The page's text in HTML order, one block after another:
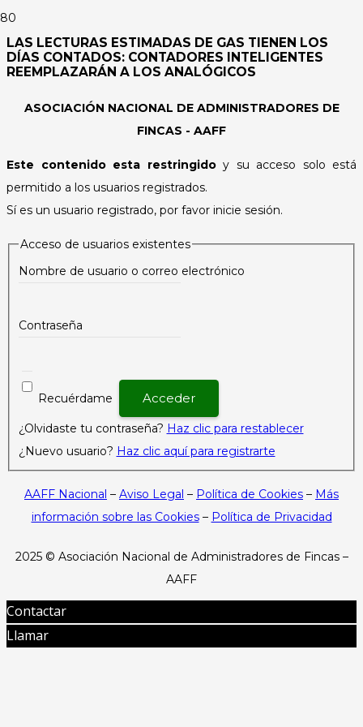
LAS LECTURAS ESTIMADAS DE GAS TIENEN LOS
DÍAS CONTADOS: CONTADORES INTELIGENTES
REEMPLAZARÁN A LOS ANALÓGICOS
ASOCIACIÓN NACIONAL DE ADMINISTRADORES DE
FINCAS - AAFF
Este contenido esta restringidoy su acceso solo está
permitido a los usuarios registrados.
Sí es un usuario registrado, por favor inicie sesión.
Acceso de usuarios existentes
Nombre de usuario o correo electrónico
Contraseña
Recuérdame
¿Olvidaste tu contraseña? Haz clic para restablecer
¿Nuevo usuario? Haz clic aquí para registrarte
AAFF Nacional – Aviso Legal – Política de Cookies – Más
información sobre las Cookies– Política de Privacidad
2025 © Asociación Nacional de Administradores de Fincas –
AAFF
Contactar
Llamar